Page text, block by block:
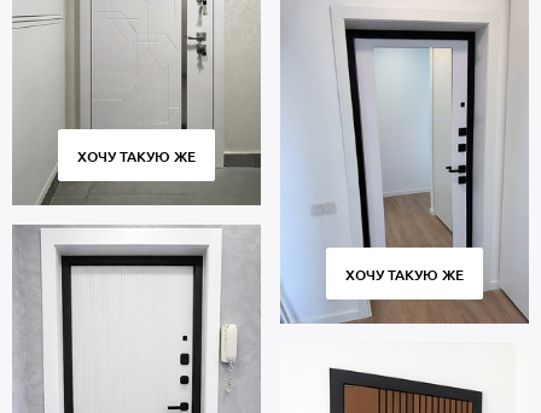
ХОЧУ ТАКУЮ ЖЕ
ХОЧУ ТАКУЮ ЖЕ